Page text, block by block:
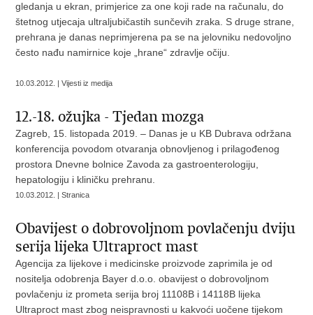
gledanja u ekran, primjerice za one koji rade na računalu, do
štetnog utjecaja ultraljubičastih sunčevih zraka. S druge strane,
prehrana je danas neprimjerena pa se na jelovniku nedovoljno
često nađu namirnice koje „hrane“ zdravlje očiju.
10.03.2012. | Vijesti iz medija
12.-18. ožujka - Tjedan mozga
Zagreb, 15. listopada 2019. – Danas je u KB Dubrava održana
konferencija povodom otvaranja obnovljenog i prilagođenog
prostora Dnevne bolnice Zavoda za gastroenterologiju,
hepatologiju i kliničku prehranu.
10.03.2012. | Stranica
Obavijest o dobrovoljnom povlačenju dviju
serija lijeka Ultraproct mast
Agencija za lijekove i medicinske proizvode zaprimila je od
nositelja odobrenja Bayer d.o.o. obavijest o dobrovoljnom
povlačenju iz prometa serija broj 11108B i 14118B lijeka
Ultraproct mast zbog neispravnosti u kakvoći uočene tijekom